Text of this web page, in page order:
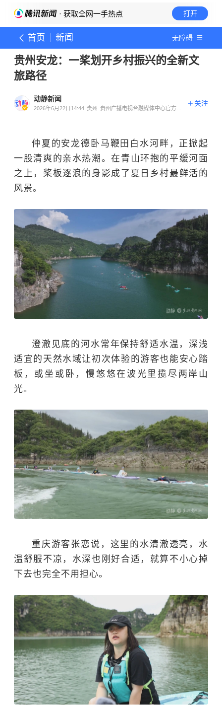
· 获取全网一手热点 打开
首页 新闻 无障碍
贵州安龙：一桨划开乡村振兴的全新文
旅路径
动静新闻
2026年6月22日14:44 贵州 贵州广播电视台融媒体中心官方账
关注
仲夏的安龙德卧马鞭田白水河畔，正掀起
一股清爽的亲水热潮。在青山环抱的平缓河面
之上，桨板逐浪的身影成了夏日乡村最鲜活的
风景。
澄澈见底的河水常年保持舒适水温，深浅
适宜的天然水域让初次体验的游客也能安心踏
板，或坐或卧，慢悠悠在波光里揽尽两岸山
光。
重庆游客张恋说，这里的水清澈透亮，水
温舒服不凉，水深也刚好合适，就算不小心掉
下去也完全不用担心。